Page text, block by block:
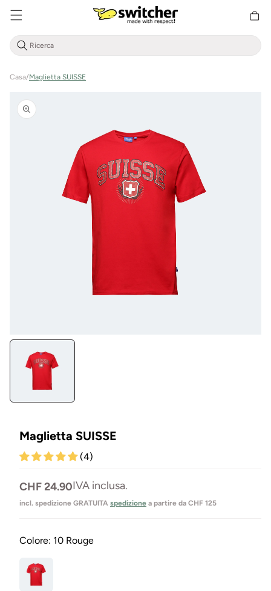
Direttamente
al contenuto
della
Casa/Maglietta SUISSE
informazioni
sul prodotto
Aprire
media
Maglietta SUISSE
(4)
Prezzo
normale
CHF 24.90IVA inclusa.
incl. spedizione GRATUITA spedizione a partire da CHF 125
Colore: 10 Rouge